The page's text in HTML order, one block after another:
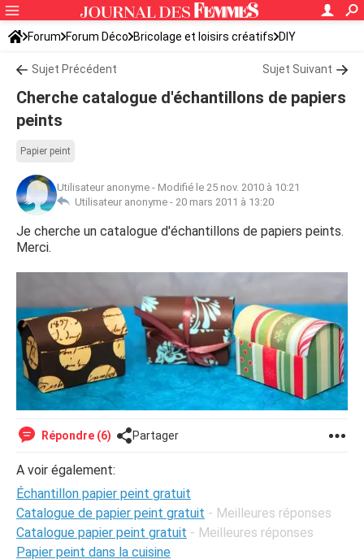
Forum Forum Déco Bricolage et loisirs créatifs DIY
Sujet Précédent Sujet Suivant
Cherche catalogue d'échantillons de papiers
peints
Papier peint
Utilisateur anonyme - Modifié le 25 nov. 2010 à 10:21
Utilisateur anonyme - 20 mars 2011 à 13:20
Je cherche un catalogue d'échantillons de papiers peints.
Merci.
Répondre (6) Partager
A voir également:
Échantillon papier peint gratuit
Catalogue de papier peint gratuit - Meilleures réponses
Catalogue papier peint gratuit - Meilleures réponses
Papier peint dans la cuisine